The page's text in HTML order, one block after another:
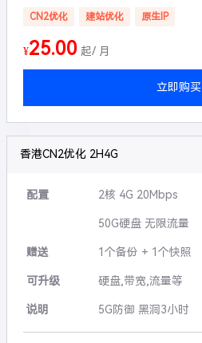
CN2优化 建站优化 原生IP
¥25.00 起/ 月
立即购买
香港CN2优化 2H4G
配置 2核 4G 20Mbps
50G硬盘 无限流量
赠送 1个备份 + 1个快照
可升级 硬盘,带宽,流量等
说明 5G防御 黑洞3小时